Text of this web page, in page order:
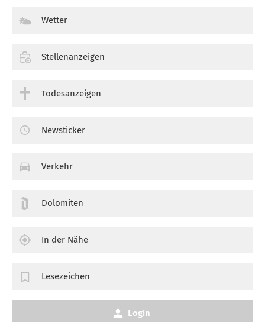
Wetter
Stellenanzeigen
Todesanzeigen
Newsticker
Verkehr
Dolomiten
In der Nähe
Lesezeichen
Login